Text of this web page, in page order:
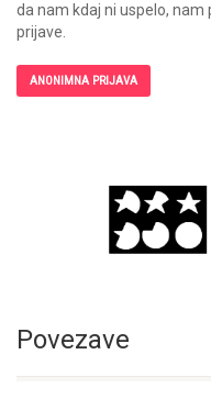
da nam kdaj ni uspelo,
prijave.
ANONIMNA PRIJAVA
Povezave